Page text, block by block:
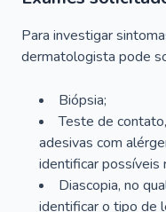
Para investigar
dermatologista pode
Biópsia;
Teste de
adesivas com
identificar possíveis
Diascopia, no
identificar o tipo de